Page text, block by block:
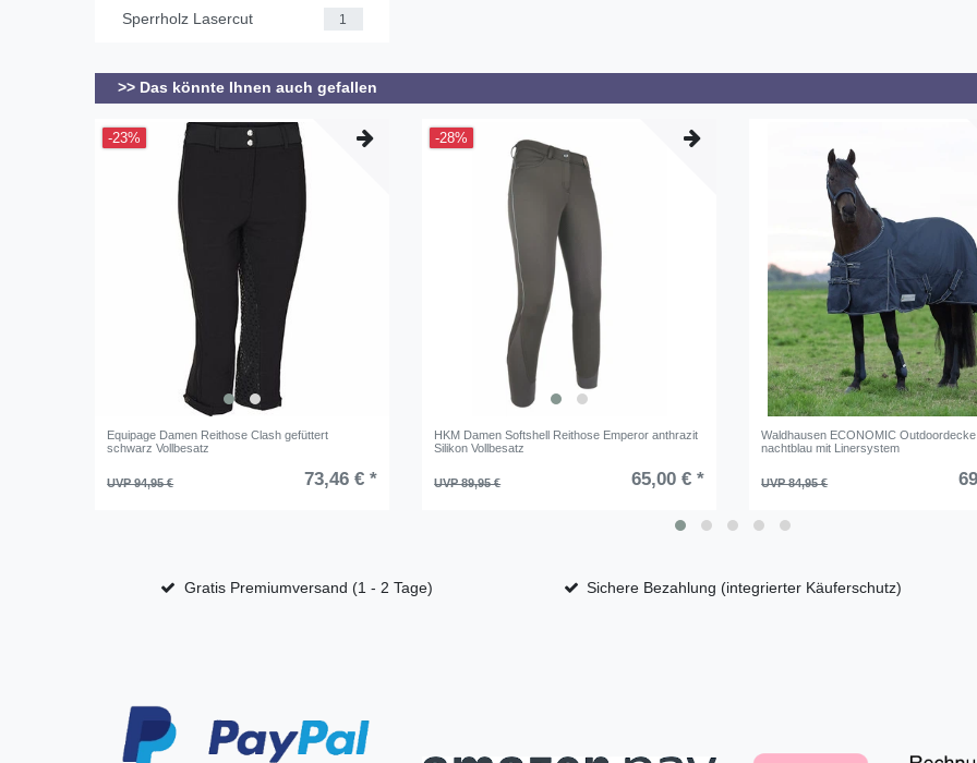
Sperrholz Lasercut 1
>> Das könnte Ihnen auch gefallen
-23%
Equipage Damen Reithose Clash gefüttert
schwarz Vollbesatz
UVP 94,95 € 73,46 € *
-28%
HKM Damen Softshell Reithose Emperor anthrazit
Silikon Vollbesatz
UVP 89,95 € 65,00 € *
Waldhausen ECONOMIC Outdoordecke
nachtblau mit Linersystem
UVP 84,95 €
Gratis Premiumversand (1 - 2 Tage) Sichere Bezahlung (integrierter Käuferschutz)